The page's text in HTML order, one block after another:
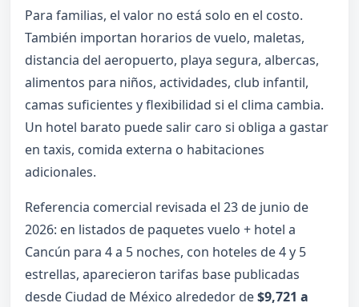
Para familias, el valor no está solo en el costo.
También importan horarios de vuelo, maletas,
distancia del aeropuerto, playa segura, albercas,
alimentos para niños, actividades, club infantil,
camas suficientes y flexibilidad si el clima cambia.
Un hotel barato puede salir caro si obliga a gastar
en taxis, comida externa o habitaciones
adicionales.
Referencia comercial revisada el 23 de junio de
2026: en listados de paquetes vuelo + hotel a
Cancún para 4 a 5 noches, con hoteles de 4 y 5
estrellas, aparecieron tarifas base publicadas
desde Ciudad de México alrededor de$9,721 a